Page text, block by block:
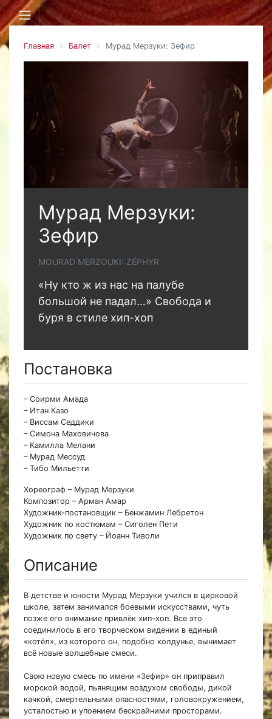
Главная Балет Мурад Мерзуки: Зефир
Мурад Мерзуки:
Зефир
MOURAD MERZOUKI: ZÉPHYR
«Ну кто ж из нас на палубе
большой не падал…» Свобода и
буря в стиле хип-хоп
Постановка
– Соирми Амада
– Итан Казо
– Виссам Седдики
– Симона Маховичова
– Камилла Мелани
– Мурад Мессуд
– Тибо Мильетти
Хореограф – Мурад Мерзуки
Композитор – Арман Амар
Художник-постановщик – Бенжамин Лебретон
Художник по костюмам – Сиголен Пети
Художник по свету – Йоанн Тиволи
Описание
В детстве и юности Мурад Мерзуки учился в цирковой
школе, затем занимался боевыми искусствами, чуть
позже его внимание привлёк хип-хоп. Все это
соединилось в его творческом видении в единый
«котёл», из которого он, подобно колдунье, вынимает
всё новые волшебные смеси.
Свою новую смесь по имени «Зефир» он приправил
морской водой, пьянящим воздухом свободы, дикой
качкой, смертельными опасностями, головокружением,
усталостью и упоением бескрайними просторами.